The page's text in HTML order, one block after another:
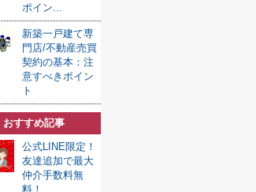
ポイン...
新築一戸建て専
門店/不動産売買
契約の基本：注
意すべきポイン
ト
おすすめ記事
公式LINE限定！
友達追加で最大
仲介手数料無
料！